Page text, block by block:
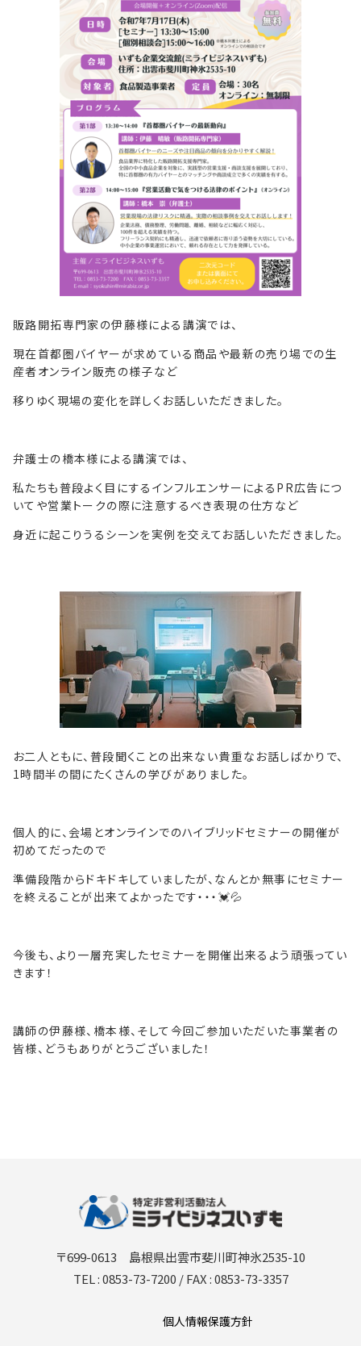
販路開拓専門家の伊藤様による講演では、
現在首都圏バイヤーが求めている商品や最新の売り場での生
産者オンライン販売の様子など
移りゆく現場の変化を詳しくお話しいただきました。
弁護士の橋本様による講演では、
私たちも普段よく目にするインフルエンサーによるPR広告につ
いてや営業トークの際に注意するべき表現の仕方など
身近に起こりうるシーンを実例を交えてお話しいただきました。
お二人ともに、普段聞くことの出来ない貴重なお話しばかりで、
1時間半の間にたくさんの学びがありました。
個人的に、会場とオンラインでのハイブリッドセミナーの開催が
初めてだったので
準備段階からドキドキしていましたが、なんとか無事にセミナー
を終えることが出来てよかったです・・・💓💦
今後も、より一層充実したセミナーを開催出来るよう頑張ってい
きます！
講師の伊藤様、橋本様、そして今回ご参加いただいた事業者の
皆様、どうもありがとうございました！
〒699-0613 島根県出雲市斐川町神氷2535-10
TEL : 0853-73-7200 / FAX : 0853-73-3357
個人情報保護方針